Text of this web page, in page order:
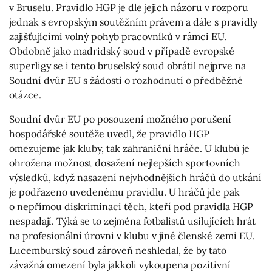
v Bruselu. Pravidlo HGP je dle jejich názoru v rozporu
jednak s evropským soutěžním právem a dále s pravidly
zajišťujícími volný pohyb pracovníků v rámci EU.
Obdobně jako madridský soud v případě evropské
superligy se i tento bruselský soud obrátil nejprve na
Soudní dvůr EU s žádostí o rozhodnutí o předběžné
otázce.
Soudní dvůr EU po posouzení možného porušení
hospodářské soutěže uvedl, že pravidlo HGP
omezujeme jak kluby, tak zahraniční hráče. U klubů je
ohrožena možnost dosažení nejlepších sportovních
výsledků, když nasazení nejvhodnějších hráčů do utkání
je podřazeno uvedenému pravidlu. U hráčů jde pak
o nepřímou diskriminaci těch, kteří pod pravidla HGP
nespadají. Týká se to zejména fotbalistů usilujících hrát
na profesionální úrovni v klubu v jiné členské zemi EU.
Lucemburský soud zároveň neshledal, že by tato
závažná omezení byla jakkoli vykoupena pozitivní